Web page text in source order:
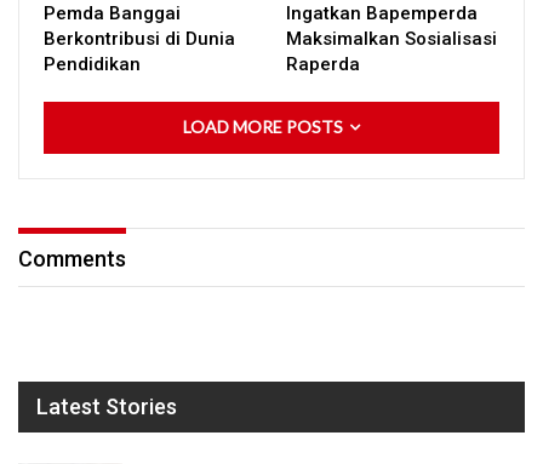
Pemda Banggai
Berkontribusi di Dunia
Pendidikan
Ingatkan Bapemperda
Maksimalkan Sosialisasi
Raperda
LOAD MORE POSTS
Comments
Latest Stories